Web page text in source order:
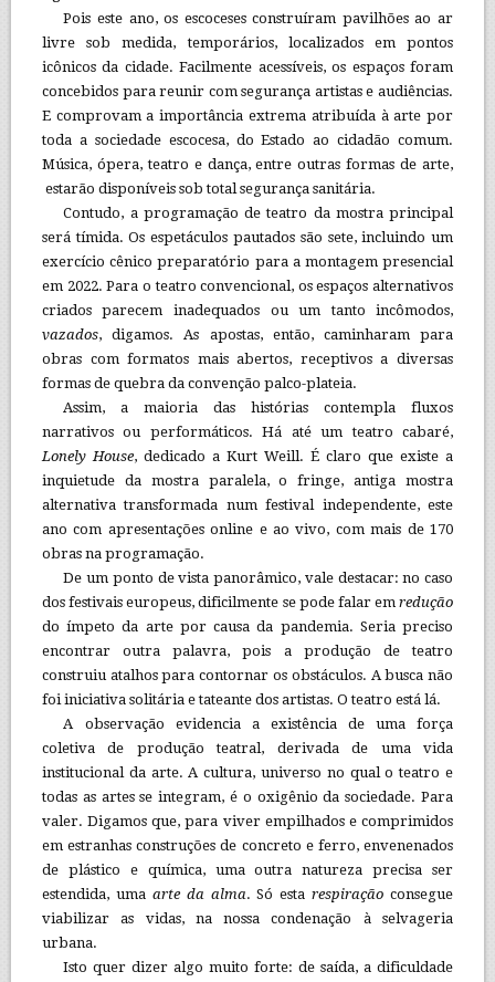
Pois este ano, os escoceses construíram pavilhões ao ar
livre sob medida, temporários, localizados em pontos
icônicos da cidade. Facilmente acessíveis, os espaços foram
concebidos para reunir com segurança artistas e audiências.
E comprovam a importância extrema atribuída à arte por
toda a sociedade escocesa, do Estado ao cidadão comum.
Música, ópera, teatro e dança, entre outras formas de arte,
estarão disponíveis sob total segurança sanitária.
Contudo, a programação de teatro da mostra principal
será tímida. Os espetáculos pautados são sete, incluindo um
exercício cênico preparatório para a montagem presencial
em 2022. Para o teatro convencional, os espaços alternativos
criados parecem inadequados ou um tanto incômodos,
vazados, digamos. As apostas, então, caminharam para
obras com formatos mais abertos, receptivos a diversas
formas de quebra da convenção palco-plateia.
Assim, a maioria das histórias contempla fluxos
narrativos ou performáticos. Há até um teatro cabaré,
Lonely House, dedicado a Kurt Weill. É claro que existe a
inquietude da mostra paralela, o fringe, antiga mostra
alternativa transformada num festival independente, este
ano com apresentações online e ao vivo, com mais de 170
obras na programação.
De um ponto de vista panorâmico, vale destacar: no caso
dos festivais europeus, dificilmente se pode falar emredução
do ímpeto da arte por causa da pandemia. Seria preciso
encontrar outra palavra, pois a produção de teatro
construiu atalhos para contornar os obstáculos. A busca não
foi iniciativa solitária e tateante dos artistas. O teatro está lá.
A observação evidencia a existência de uma força
coletiva de produção teatral, derivada de uma vida
institucional da arte. A cultura, universo no qual o teatro e
todas as artes se integram, é o oxigênio da sociedade. Para
valer. Digamos que, para viver empilhados e comprimidos
em estranhas construções de concreto e ferro, envenenados
de plástico e química, uma outra natureza precisa ser
estendida, uma arte da alma. Só estarespiração consegue
viabilizar as vidas, na nossa condenação à selvageria
urbana.
Isto quer dizer algo muito forte: de saída, a dificuldade